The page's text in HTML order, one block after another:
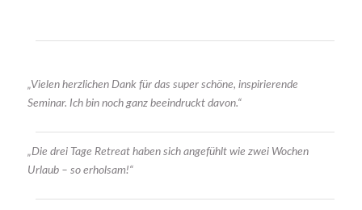
„Vielen herzlichen Dank für das super schöne, inspirierende
Seminar. Ich bin noch ganz beeindruckt davon.“
„Die drei Tage Retreat haben sich angefühlt wie zwei Wochen
Urlaub – so erholsam!“